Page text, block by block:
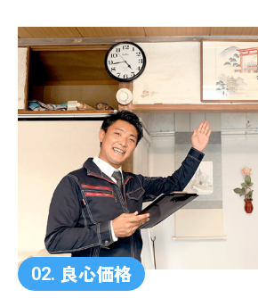
02. 良心価格